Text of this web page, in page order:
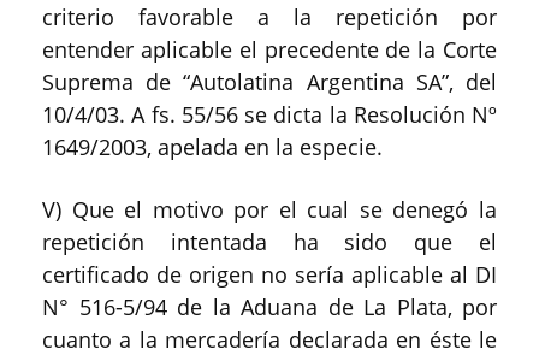
criterio favorable a la repetición por
entender aplicable el precedente de la Corte
Suprema de “Autolatina Argentina SA”, del
10/4/03. A fs. 55/56 se dicta la Resolución Nº
1649/2003, apelada en la especie.
V) Que el motivo por el cual se denegó la
repetición intentada ha sido que el
certificado de origen no sería aplicable al DI
N° 516-5/94 de la Aduana de La Plata, por
cuanto a la mercadería declarada en éste le